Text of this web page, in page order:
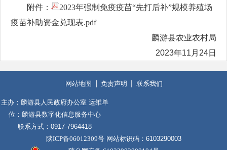
附件：
2023年强制免疫疫苗“先打后补”规模养殖场
疫苗补助资金兑现表.pdf
麟游县农业农村局
2023年11月24日
网站地图 免责声明 联系我们
主办：麟游县人民政府办公室 运维单
位：麟游县数字化信息服务中心
联系方式：0917-7964418
陕ICP备06012309号网站标识码：6103290003